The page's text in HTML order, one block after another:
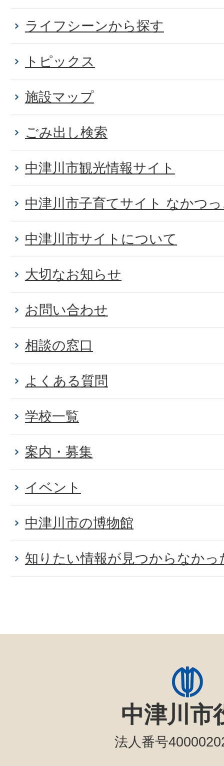
ライフシーンから探す
トピックス
施設マップ
ごみ出し検索
中津川市観光情報サイト
中津川市子育てサイト なかつ
中津川市サイトについて
大切なお知らせ
お問い合わせ
相談の窓口
よくある質問
学校一覧
案内・募集
イベント
中津川市の博物館
知りたい情報が見つからなか
中津川市
法人番号